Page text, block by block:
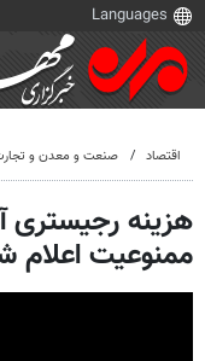
اقتصاد صنعت و معدن و
هزینه رجیستری
ممنوعیت اعلام